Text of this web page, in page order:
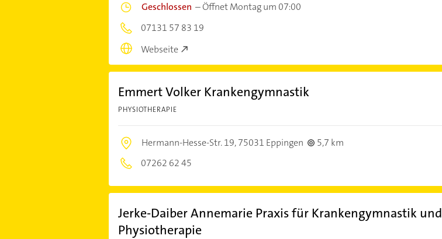
Geschlossen –Öffnet Montag um 07:00
07131 57 83 19
Webseite
Emmert Volker Krankengymnastik
PHYSIOTHERAPIE
Hermann-Hesse-Str. 19,75031 Eppingen
5,7 km
07262 62 45
Jerke-Daiber Annemarie Praxis für Krankengymnastik und
Physiotherapie